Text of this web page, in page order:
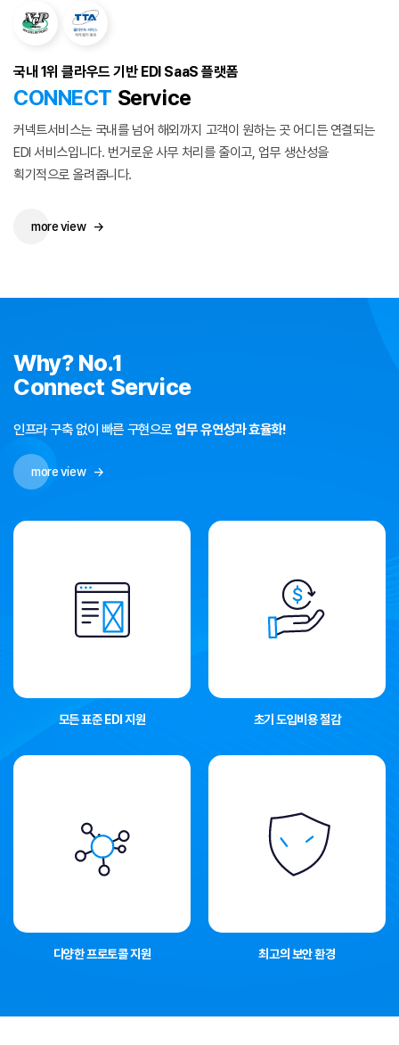
국내 1위 클라우드 기반 EDI SaaS 플랫폼
CONNECT Service
커넥트서비스는 국내를 넘어 해외까지 고객이 원하는 곳 어디든 연결되는
EDI 서비스입니다. 번거로운 사무 처리를 줄이고, 업무 생산성을
획기적으로 올려줍니다.
more view →
Why? No.1
Connect Service
인프라 구축 없이 빠른 구현으로 업무 유연성과 효율화!
more view →
모든 표준 EDI 지원 초기 도입비용 절감
다양한 프로토콜 지원 최고의 보안 환경